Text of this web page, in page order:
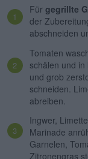
Für gegrillte
der
abschneiden
Tomaten
schälen und
und grob
schneiden.
abreiben.
Ingwer,
Marinade
Garnelen,
Zitronengras